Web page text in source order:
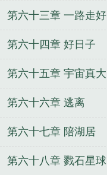
第六十三章 一路走好
第六十四章 好日子
第六十五章 宇宙真大
第六十六章 逃离
第六十七章 陪湖居
第六十八章 戮石星球